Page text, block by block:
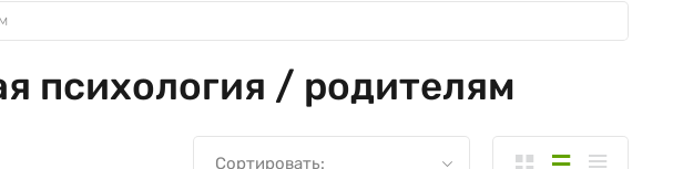
психология / родителям
Сортировать: